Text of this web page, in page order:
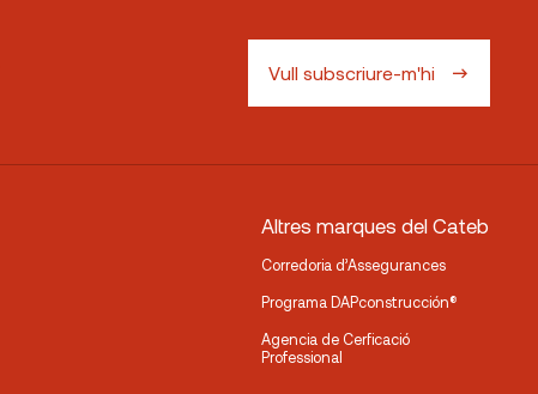
Vull subscriure-m'hi
Altres marques del Cateb
Corredoria d’Assegurances
Programa DAPconstrucción®
Agencia de Cerficació
Professional